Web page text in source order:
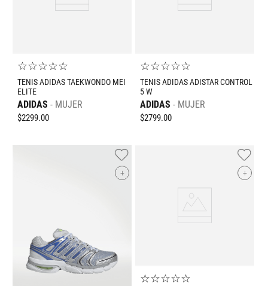
☆☆☆☆☆
TENIS ADIDAS TAEKWONDO MEI
ELITE
ADIDAS MUJER
$2299.00
☆☆☆☆☆
TENIS ADIDAS ADISTAR CONTROL
5 W
ADIDAS MUJER
$2799.00
+ +
☆☆☆☆☆